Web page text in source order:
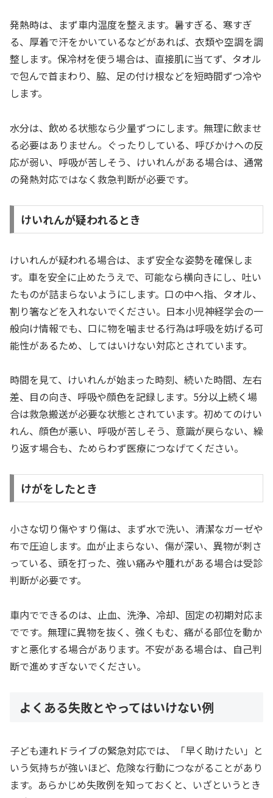
発熱時は、まず車内温度を整えます。暑すぎる、寒すぎ
る、厚着で汗をかいているなどがあれば、衣類や空調を調
整します。保冷材を使う場合は、直接肌に当てず、タオル
で包んで首まわり、脇、足の付け根などを短時間ずつ冷や
します。
水分は、飲める状態なら少量ずつにします。無理に飲ませ
る必要はありません。ぐったりしている、呼びかけへの反
応が弱い、呼吸が苦しそう、けいれんがある場合は、通常
の発熱対応ではなく救急判断が必要です。
けいれんが疑われるとき
けいれんが疑われる場合は、まず安全な姿勢を確保しま
す。車を安全に止めたうえで、可能なら横向きにし、吐い
たものが詰まらないようにします。口の中へ指、タオル、
割り箸などを入れないでください。日本小児神経学会の一
般向け情報でも、口に物を噛ませる行為は呼吸を妨げる可
能性があるため、してはいけない対応とされています。
時間を見て、けいれんが始まった時刻、続いた時間、左右
差、目の向き、呼吸や顔色を記録します。5分以上続く場
合は救急搬送が必要な状態とされています。初めてのけい
れん、顔色が悪い、呼吸が苦しそう、意識が戻らない、繰
り返す場合も、ためらわず医療につなげてください。
けがをしたとき
小さな切り傷やすり傷は、まず水で洗い、清潔なガーゼや
布で圧迫します。血が止まらない、傷が深い、異物が刺さ
っている、頭を打った、強い痛みや腫れがある場合は受診
判断が必要です。
車内でできるのは、止血、洗浄、冷却、固定の初期対応ま
でです。無理に異物を抜く、強くもむ、痛がる部位を動か
すと悪化する場合があります。不安がある場合は、自己判
断で進めすぎないでください。
よくある失敗とやってはいけない例
子ども連れドライブの緊急対応では、「早く助けたい」と
いう気持ちが強いほど、危険な行動につながることがあり
ます。あらかじめ失敗例を知っておくと、いざというとき